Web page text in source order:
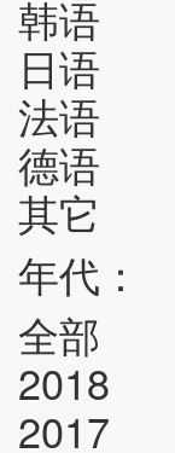
韩语
日语
法语
德语
其它
年代：
全部
2018
2017